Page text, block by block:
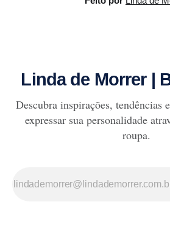
Linda de Morrer |
Descubra inspirações, tendências
expressar sua personalidade
roupa.